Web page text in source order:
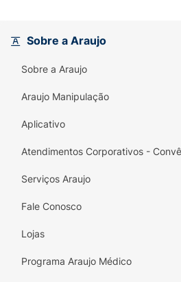
Sobre a Araujo
Sobre a Araujo
Araujo Manipulação
Aplicativo
Atendimentos Corporativos -
Serviços Araujo
Fale Conosco
Lojas
Programa Araujo Médico